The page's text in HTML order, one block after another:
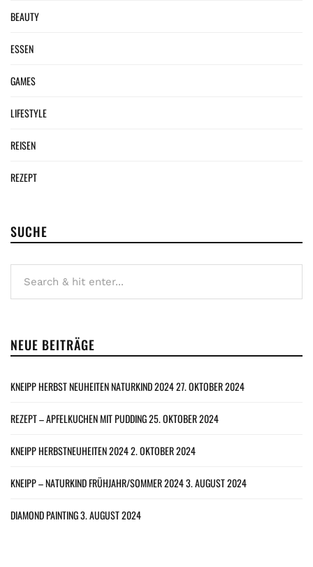
BEAUTY
ESSEN
GAMES
LIFESTYLE
REISEN
REZEPT
SUCHE
NEUE BEITRÄGE
KNEIPP HERBST NEUHEITEN NATURKIND 202427. OKTOBER 2024
REZEPT – APFELKUCHEN MIT PUDDING25. OKTOBER 2024
KNEIPP HERBSTNEUHEITEN 20242. OKTOBER 2024
KNEIPP – NATURKIND FRÜHJAHR/SOMMER 20243. AUGUST 2024
DIAMOND PAINTING3. AUGUST 2024